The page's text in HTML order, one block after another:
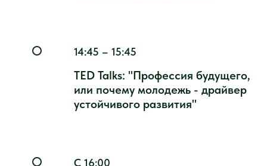
14:45 – 15:45
TED Talks: "Профессия будущего,
или почему молодежь - драйвер
устойчивого развития"
С 16:00